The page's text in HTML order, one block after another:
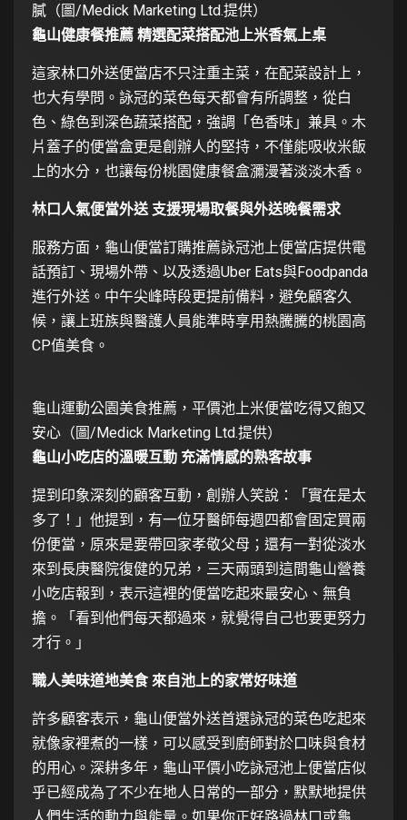
膩（圖/Medick Marketing Ltd.提供）
龜山健康餐推薦 精選配菜搭配池上米香氣上桌
這家林口外送便當店不只注重主菜，在配菜設計上，
也大有學問。詠冠的菜色每天都會有所調整，從白
色、綠色到深色蔬菜搭配，強調「色香味」兼具。木
片蓋子的便當盒更是創辦人的堅持，不僅能吸收米飯
上的水分，也讓每份桃園健康餐盒瀰漫著淡淡木香。
林口人氣便當外送 支援現場取餐與外送晚餐需求
服務方面，龜山便當訂購推薦詠冠池上便當店提供電
話預訂、現場外帶、以及透過Uber Eats與Foodpanda
進行外送。中午尖峰時段更提前備料，避免顧客久
候，讓上班族與醫護人員能準時享用熱騰騰的桃園高
CP值美食。
龜山運動公園美食推薦，平價池上米便當吃得又飽又
安心（圖/Medick Marketing Ltd.提供）
龜山小吃店的溫暖互動 充滿情感的熟客故事
提到印象深刻的顧客互動，創辦人笑說：「實在是太
多了！」他提到，有一位牙醫師每週四都會固定買兩
份便當，原來是要帶回家孝敬父母；還有一對從淡水
來到長庚醫院復健的兄弟，三天兩頭到這間龜山營養
小吃店報到，表示這裡的便當吃起來最安心、無負
擔。「看到他們每天都過來，就覺得自己也要更努力
才行。」
職人美味道地美食 來自池上的家常好味道
許多顧客表示，龜山便當外送首選詠冠的菜色吃起來
就像家裡煮的一樣，可以感受到廚師對於口味與食材
的用心。深耕多年，龜山平價小吃詠冠池上便當店似
乎已經成為了不少在地人日常的一部分，默默地提供